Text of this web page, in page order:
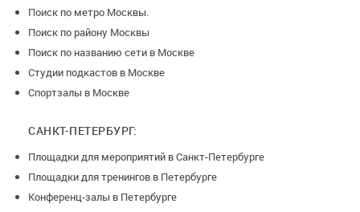
Поиск по метро Москвы.
Поиск по району Москвы
Поиск по названию сети в Москве
Студии подкастов в Москве
Спортзалы в Москве
САНКТ-ПЕТЕРБУРГ:
Площадки для мероприятий в Санкт-Петербурге
Площадки для тренингов в Петербурге
Конференц-залы в Петербурге